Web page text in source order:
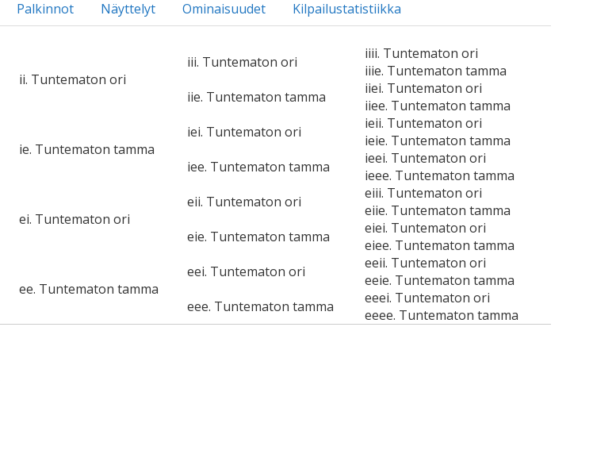
Palkinnot Näyttelyt Ominaisuudet Kilpailustatistiikka
ii. Tuntematon ori
iii. Tuntematon ori
iiii. Tuntematon ori
iiie. Tuntematon tamma
iie. Tuntematon tamma
iiei. Tuntematon ori
iiee. Tuntematon tamma
ie. Tuntematon tamma
iei. Tuntematon ori
ieii. Tuntematon ori
ieie. Tuntematon tamma
iee. Tuntematon tamma
ieei. Tuntematon ori
ieee. Tuntematon tamma
ei. Tuntematon ori
eii. Tuntematon ori
eiii. Tuntematon ori
eiie. Tuntematon tamma
eie. Tuntematon tamma
eiei. Tuntematon ori
eiee. Tuntematon tamma
ee. Tuntematon tamma
eei. Tuntematon ori
eeii. Tuntematon ori
eeie. Tuntematon tamma
eee. Tuntematon tamma
eeei. Tuntematon ori
eeee. Tuntematon tamma